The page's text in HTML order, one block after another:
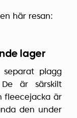
här resan:
lager
separat plagg
är särskilt
fleecejacka är
den under